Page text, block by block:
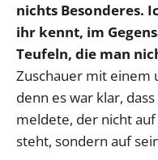
nichts Besonderes.
ihr kennt, im
Teufeln, die man
Zuschauer mit einem
denn es war klar,
meldete, der nicht
steht, sondern auf